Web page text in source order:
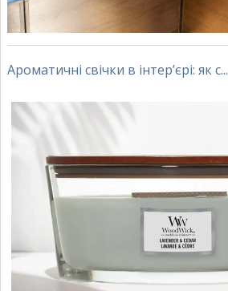
Ароматичні свічки в інтер’єрі: як с...